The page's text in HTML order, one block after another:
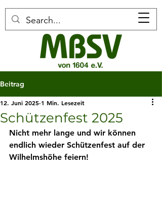
Beitrag
Schützenfest 2025
12. Juni 2025 1 Min. Lesezeit
Nicht mehr lange und wir können
endlich wieder Schützenfest auf der
Wilhelmshöhe feiern!